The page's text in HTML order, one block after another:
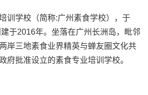
训学校（简称:广州素食学校），于
于2016年。坐落在广州长洲岛，毗邻
岸三地素食业界精英与蝉友圈文化共
府批准设立的素食专业培训学校。